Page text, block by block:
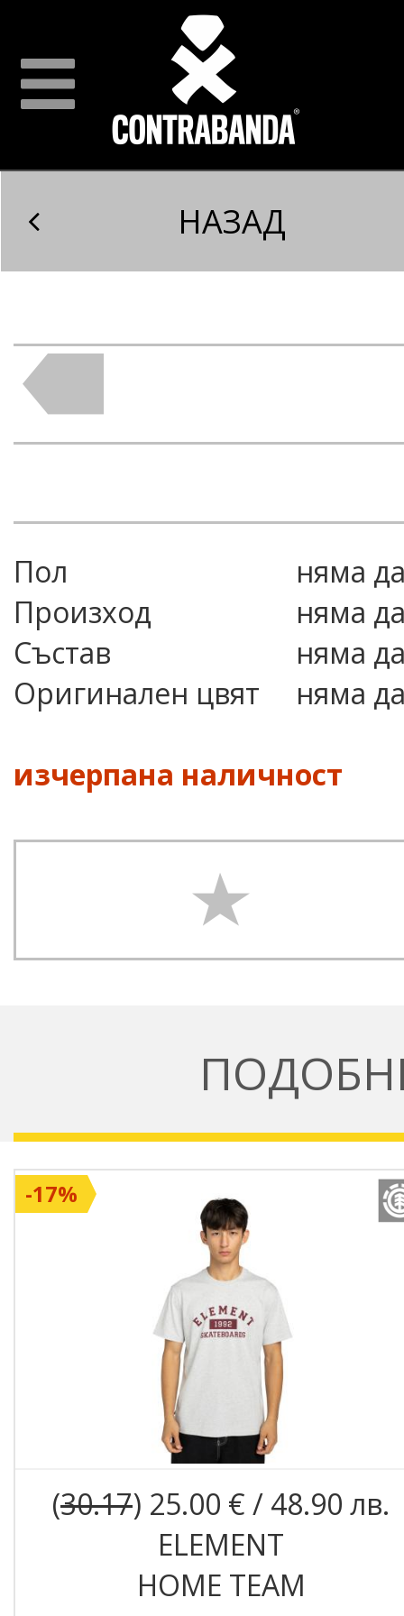
НАЗАД
Пол
няма
Произход
няма
Състав
няма
Оригинален цвят
няма
изчерпана наличност
(30.17) 25.00 € / 48.90 лв.
ELEMENT
HOME TEAM
-17%